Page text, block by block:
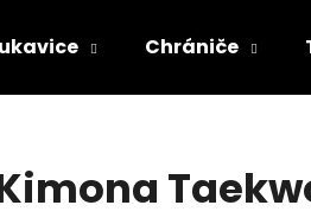
Chrániče